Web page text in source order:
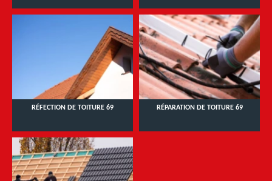
RÉFECTION DE TOITURE 69 RÉPARATION DE TOITURE 69